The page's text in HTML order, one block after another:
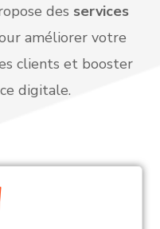
des services
améliorer votre
clients et booster
digitale.